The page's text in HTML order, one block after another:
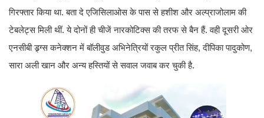
गिरफ्तार किया था. बता दे एजिसिलाओस के पास से हशीश और अल्प्राजोलाम की
टेबलेट्स मिली थीं. ये दोनों ही चीजें नारकोटिक्स की तरफ से बैन हैं. वही दूसरी ओर
एनसीबी ड्र्ग्स कनेक्शन में बॉलीवुड अभिनेत्रियों रकुल प्रीत सिंह, दीपिका पादुकोण,
सारा अली खान और अन्य हस्तियों से सवाल जवाब कर चुकी है.